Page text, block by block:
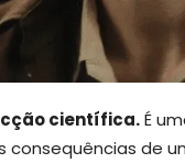
científica.É
consequências de